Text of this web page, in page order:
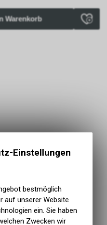
Warenkorb
Einstellungen
bestmöglich
auf unserer Website
ein. Sie haben
Zwecken wir